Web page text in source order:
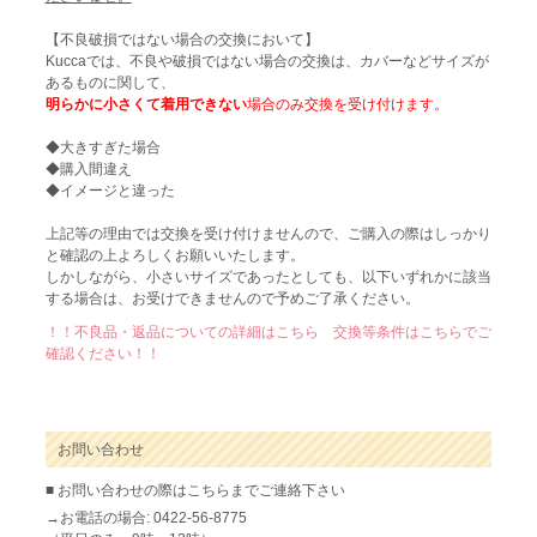
【不良破損ではない場合の交換において】
Kuccaでは、不良や破損ではない場合の交換は、カバーなどサイズが
あるものに関して、
明らかに小さくて着用できない場合のみ交換を受け付けます。
◆大きすぎた場合
◆購入間違え
◆イメージと違った
上記等の理由では交換を受け付けませんので、ご購入の際はしっかり
と確認の上よろしくお願いいたします。
しかしながら、小さいサイズであったとしても、以下いずれかに該当
する場合は、お受けできませんので予めご了承ください。
！！不良品・返品についての詳細はこちら 交換等条件はこちらでご
確認ください！！
お問い合わせ
■ お問い合わせの際はこちらまでご連絡下さい
→お電話の場合: 0422-56-8775